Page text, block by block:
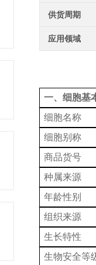
供货周期
应用领域
一、细胞基
细胞名称
细胞别称
商品货号
种属来源
年龄性别
组织来源
生长特性
生物安全等